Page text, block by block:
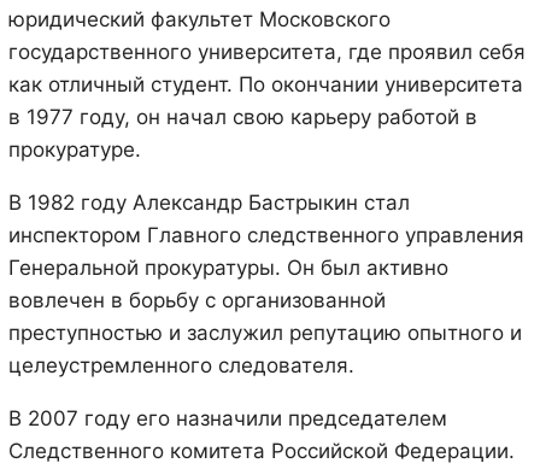
юридический факультет Московского
государственного университета, где проявил себя
как отличный студент. По окончании университета
в 1977 году, он начал свою карьеру работой в
прокуратуре.
В 1982 году Александр Бастрыкин стал
инспектором Главного следственного управления
Генеральной прокуратуры. Он был активно
вовлечен в борьбу с организованной
преступностью и заслужил репутацию опытного и
целеустремленного следователя.
В 2007 году его назначили председателем
Следственного комитета Российской Федерации.